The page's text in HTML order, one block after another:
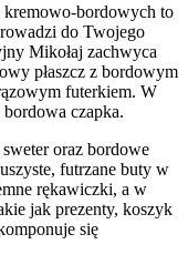
kremowo-bordowych to
do Twojego
Mikołaj zachwyca
płaszcz z bordowym
futerkiem. W
czapka.
oraz bordowe
futrzane buty w
rękawiczki, a w
jak prezenty, koszyk
się